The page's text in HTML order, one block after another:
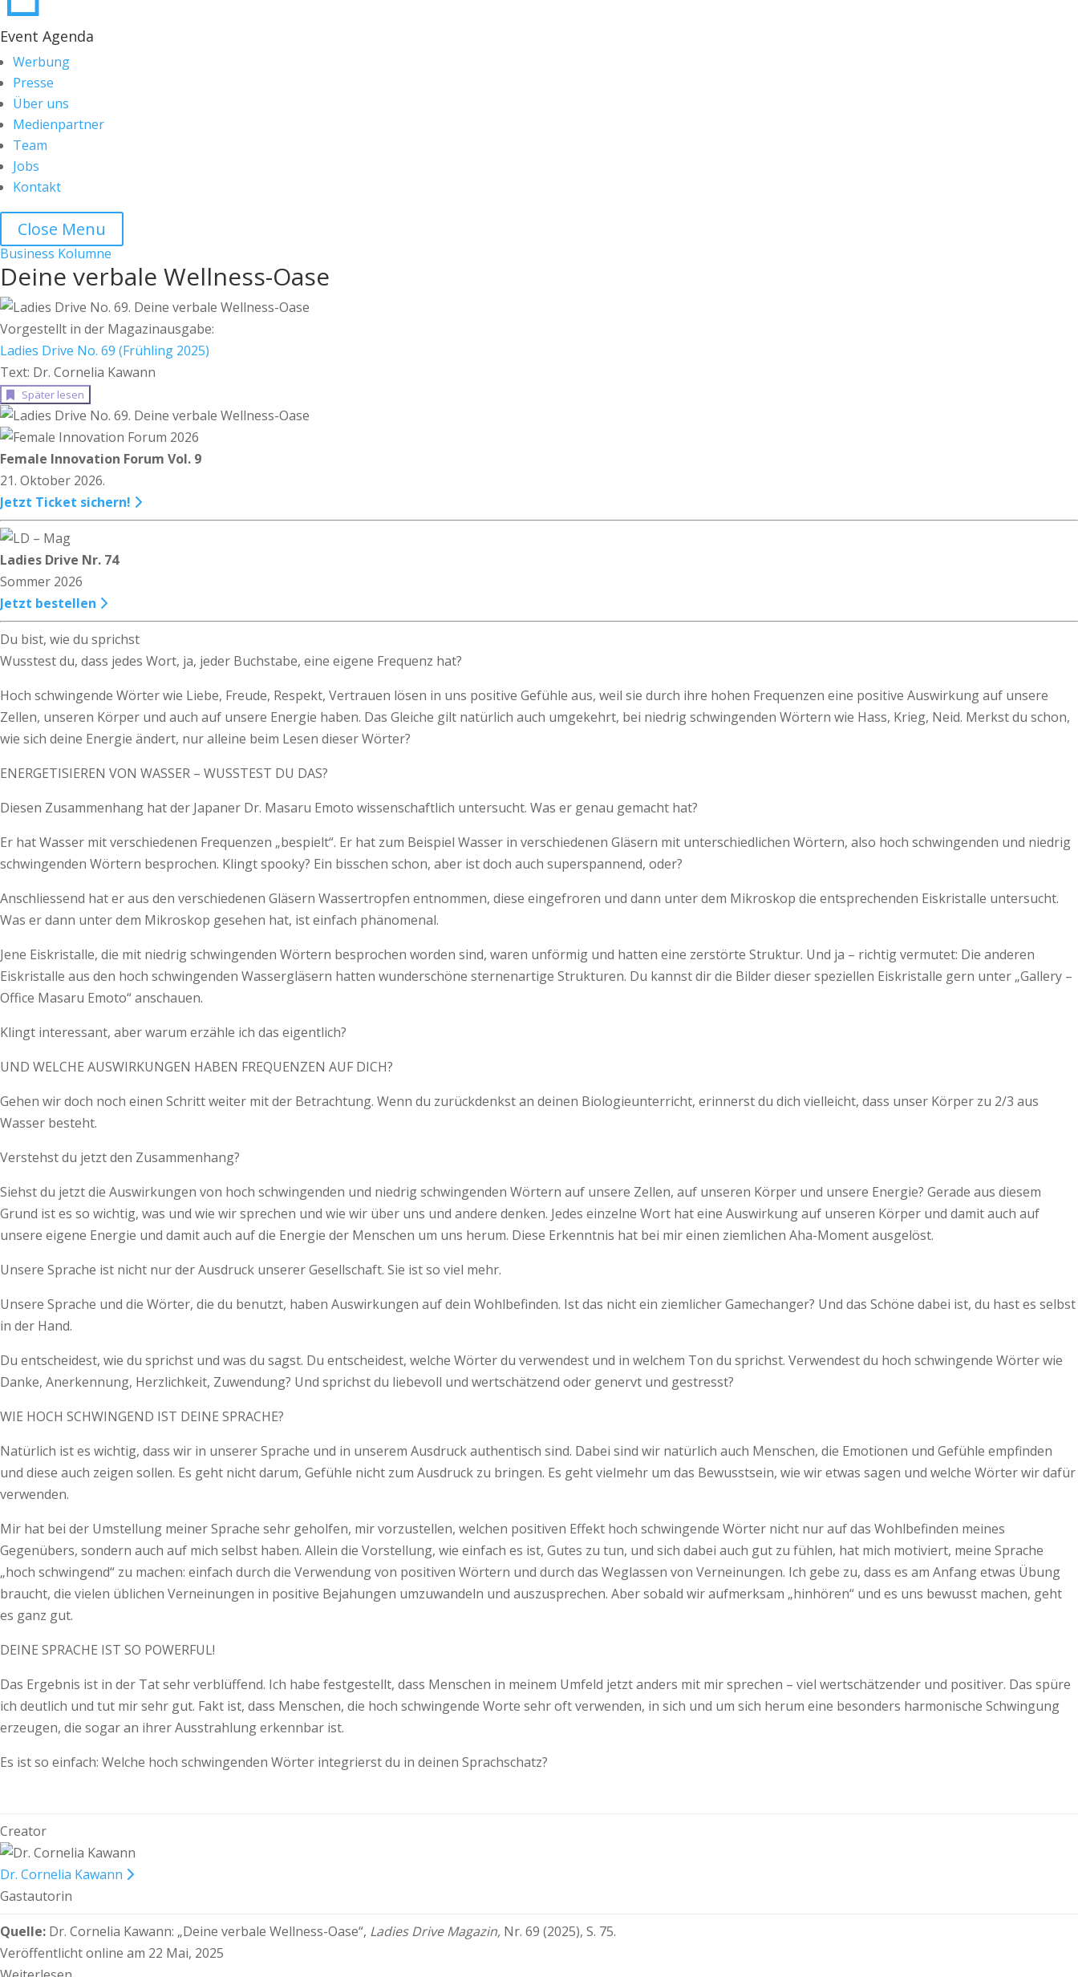
Event Agenda
Werbung
Presse
Über uns
Medienpartner
Team
Jobs
Kontakt
Close Menu
Business Kolumne
Deine verbale Wellness-Oase
Vorgestellt in der Magazinausgabe:
Ladies Drive No. 69 (Frühling 2025)
Text: Dr. Cornelia Kawann
Später lesen
Female Innovation Forum Vol. 9
21. Oktober 2026.
Jetzt Ticket sichern!
Ladies Drive Nr. 74
Sommer 2026
Jetzt bestellen
Du bist, wie du sprichst
Wusstest du, dass jedes Wort, ja, jeder Buchstabe, eine eigene Frequenz hat?
Hoch schwingende Wörter wie Liebe, Freude, Respekt, Vertrauen lösen in uns positive Gefühle aus, weil sie durch ihre hohen Frequenzen eine positive Auswirkung auf unsere
Zellen, unseren Körper und auch auf unsere Energie haben. Das Gleiche gilt natürlich auch umgekehrt, bei niedrig schwingenden Wörtern wie Hass, Krieg, Neid. Merkst du schon,
wie sich deine Energie ändert, nur alleine beim Lesen dieser Wörter?
ENERGETISIEREN VON WASSER – WUSSTEST DU DAS?
Diesen Zusammenhang hat der Japaner Dr. Masaru Emoto wissenschaftlich untersucht. Was er genau gemacht hat?
Er hat Wasser mit verschiedenen Frequenzen „bespielt“. Er hat zum Beispiel Wasser in verschiedenen Gläsern mit unterschiedlichen Wörtern, also hoch schwingenden und niedrig
schwingenden Wörtern besprochen. Klingt spooky? Ein bisschen schon, aber ist doch auch superspannend, oder?
Anschliessend hat er aus den verschiedenen Gläsern Wassertropfen entnommen, diese eingefroren und dann unter dem Mikroskop die entsprechenden Eiskristalle untersucht.
Was er dann unter dem Mikroskop gesehen hat, ist einfach phänomenal.
Jene Eiskristalle, die mit niedrig schwingenden Wörtern besprochen worden sind, waren unförmig und hatten eine zerstörte Struktur. Und ja – richtig vermutet: Die anderen
Eiskristalle aus den hoch schwingenden Wassergläsern hatten wunderschöne sternenartige Strukturen. Du kannst dir die Bilder dieser speziellen Eiskristalle gern unter „Gallery –
Office Masaru Emoto“ anschauen.
Klingt interessant, aber warum erzähle ich das eigentlich?
UND WELCHE AUSWIRKUNGEN HABEN FREQUENZEN AUF DICH?
Gehen wir doch noch einen Schritt weiter mit der Betrachtung. Wenn du zurückdenkst an deinen Biologieunterricht, erinnerst du dich vielleicht, dass unser Körper zu 2/3 aus
Wasser besteht.
Verstehst du jetzt den Zusammenhang?
Siehst du jetzt die Auswirkungen von hoch schwingenden und niedrig schwingenden Wörtern auf unsere Zellen, auf unseren Körper und unsere Energie? Gerade aus diesem
Grund ist es so wichtig, was und wie wir sprechen und wie wir über uns und andere denken. Jedes einzelne Wort hat eine Auswirkung auf unseren Körper und damit auch auf
unsere eigene Energie und damit auch auf die Energie der Menschen um uns herum. Diese Erkenntnis hat bei mir einen ziemlichen Aha-Moment ausgelöst.
Unsere Sprache ist nicht nur der Ausdruck unserer Gesellschaft. Sie ist so viel mehr.
Unsere Sprache und die Wörter, die du benutzt, haben Auswirkungen auf dein Wohlbefinden. Ist das nicht ein ziemlicher Gamechanger? Und das Schöne dabei ist, du hast es selbst
in der Hand.
Du entscheidest, wie du sprichst und was du sagst. Du entscheidest, welche Wörter du verwendest und in welchem Ton du sprichst. Verwendest du hoch schwingende Wörter wie
Danke, Anerkennung, Herz­lichkeit, Zuwendung? Und sprichst du liebevoll und wertschätzend oder genervt und gestresst?
WIE HOCH SCHWINGEND IST DEINE SPRACHE?
Natürlich ist es wichtig, dass wir in unserer Sprache und in unserem Ausdruck authentisch sind. Dabei sind wir natürlich auch Menschen, die Emotionen und Gefühle empfinden
und diese auch zeigen sollen. Es geht nicht darum, Gefühle nicht zum Ausdruck zu bringen. Es geht vielmehr um das Bewusstsein, wie wir etwas sagen und welche Wörter wir dafür
verwenden.
Mir hat bei der Umstellung meiner Sprache sehr geholfen, mir vorzustellen, welchen positiven Effekt hoch schwingende Wörter nicht nur auf das Wohlbefinden meines
Gegenübers, sondern auch auf mich selbst haben. Allein die Vorstellung, wie einfach es ist, Gutes zu tun, und sich dabei auch gut zu fühlen, hat mich motiviert, meine Sprache
„hoch schwingend“ zu machen: einfach durch die Verwendung von positiven Wörtern und durch das Weglassen von Verneinungen. Ich gebe zu, dass es am Anfang etwas Übung
braucht, die vielen üblichen Verneinungen in positive Bejahungen umzuwandeln und auszusprechen. Aber sobald wir aufmerksam „hinhören“ und es uns bewusst machen, geht
es ganz gut.
DEINE SPRACHE IST SO POWERFUL!
Das Ergebnis ist in der Tat sehr verblüffend. Ich habe festgestellt, dass Menschen in meinem Umfeld jetzt anders mit mir sprechen – viel wertschätzender und positiver. Das spüre
ich deutlich und tut mir sehr gut. Fakt ist, dass Menschen, die hoch schwingende Worte sehr oft verwenden, in sich und um sich herum eine besonders harmonische Schwingung
erzeugen, die sogar an ihrer Ausstrahlung erkennbar ist.
Es ist so einfach: Welche hoch schwingenden Wörter integrierst du in deinen Sprachschatz?
Creator
Dr. Cornelia Kawann
Gastautorin
Quelle: Dr. Cornelia Kawann: „Deine verbale Wellness-Oase“, Ladies Drive Magazin, Nr. 69 (2025), S. 75.
Veröffentlicht online am 22 Mai, 2025